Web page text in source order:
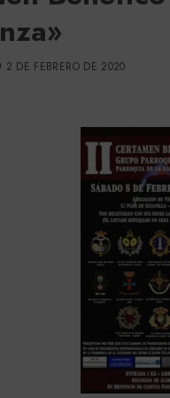
2 DE FEBRERO DE 2020